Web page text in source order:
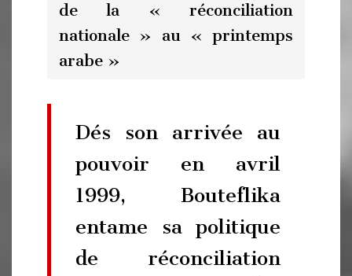
de la « réconciliation
nationale » au « printemps
arabe »
Dés son arrivée au
pouvoir en avril
1999, Bouteflika
entame sa politique
de réconciliation